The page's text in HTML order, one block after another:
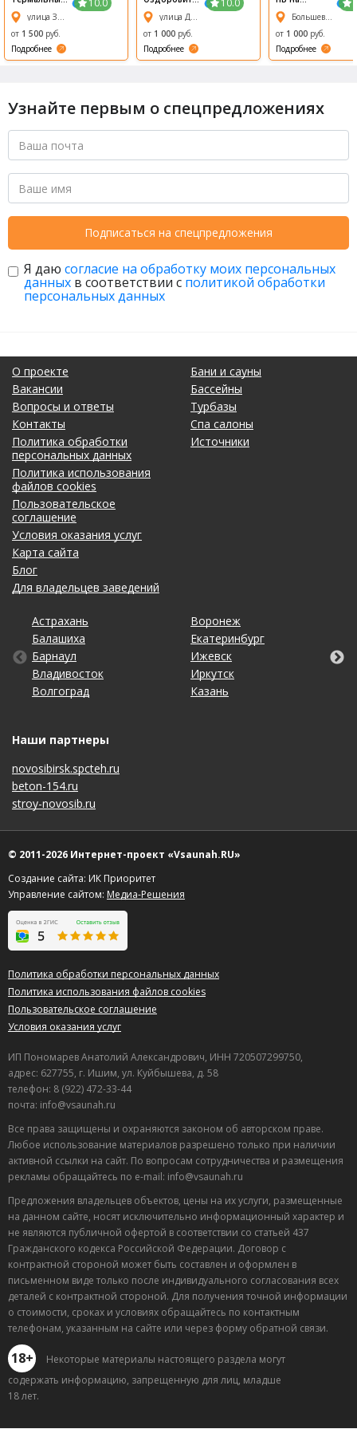
10.0
комплекс На
Островах
улица Залесского, 5/1
от 1 500 руб.
Подробнее
10.0
льный
комплекс
"Александри
я"
улица Дмитрия Донского, 26/1
от 1 000 руб.
Подробнее
Речном
Большевистская улица, 95
от 1 000 руб.
Подробнее
Узнайте первым о спецпредложениях
Подписаться на спецпредложения
Я даю согласие на обработку моих персональных
данных в соответствии с политикой обработки
персональных данных
О проекте
Вакансии
Вопросы и ответы
Контакты
Политика обработки
персональных данных
Политика использования
файлов cookies
Пользовательское
соглашение
Условия оказания услуг
Карта сайта
Блог
Для владельцев заведений
Бани и сауны
Бассейны
Турбазы
Спа салоны
Источники
Астрахань
Балашиха
Барнаул
Владивосток
Волгоград
Воронеж
Екатеринбург
Ижевск
Иркутск
Казань
Калининград
Кемерово
Киров
Краснодар
Красноярск
Липецк
Махачкала
Москва
Набережные Челны
Нижний Новгород
Омск
Оренбург
Пенза
Пермь
Ростов-на-Дону
Рязань
Самара
Санкт-Петербург
Саратов
Ставрополь
Тольятти
Томск
Тула
Тюмень
Ульяновск
Уфа
Хабаровск
Чебоксары
Челябинск
Ярославль
Наши партнеры
novosibirsk.spcteh.ru
beton-154.ru
stroy-novosib.ru
© 2011-2026 Интернет-проект «Vsaunah.RU»
Создание сайта: ИК Приоритет
Управление сайтом: Медиа-Решения
Политика обработки персональных данных
Политика использования файлов cookies
Пользовательское соглашение
Условия оказания услуг
ИП Пономарев Анатолий Александрович, ИНН 720507299750,
адрес: 627755, г. Ишим, ул. Куйбышева, д. 58
телефон: 8 (922) 472-33-44
почта: info@vsaunah.ru
Все права защищены и охраняются законом об авторском праве.
Любое использование материалов разрешено только при наличии
активной ссылки на сайт. По вопросам сотрудничества и размещения
рекламы обращайтесь по e-mail: info@vsaunah.ru
Предложения владельцев объектов, цены на их услуги, размещенные
на данном сайте, носят исключительно информационный характер и
не являются публичной офертой в соответствии со статьей 437
Гражданского кодекса Российской Федерации. Договор с
контрактной стороной может быть составлен и оформлен в
письменном виде только после индивидуального согласования всех
деталей с контрактной стороной. Для получения точной информации
о стоимости, сроках и условиях обращайтесь по контактным
телефонам, указанным на сайте или через форму обратной связи.
18+
Некоторые материалы настоящего раздела могут
содержать информацию, запрещенную для лиц, младше
18 лет.